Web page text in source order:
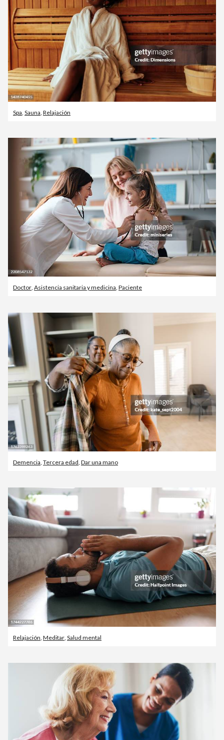
Spa Sauna Relajación
Doctor, Asistencia sanitaria y medicina, Paciente
Demencia, Tercera edad, Dar una mano
Relajación Meditar Salud mental